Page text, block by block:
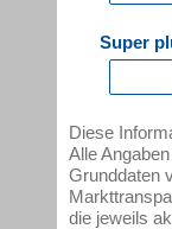
Super
Diese
Alle
Grunddaten
die jeweils